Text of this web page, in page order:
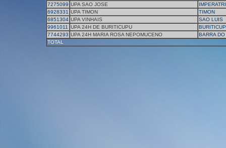
7275099 UPA SAO JOSE
6928331 UPA TIMON
TIMON
6851304 UPA VINHAIS
SAO LUIS
9961011
UPA 24H DE BURITICUPU
7744293 UPA 24H MARIA ROSA NEPOMUCENO
BARRA
TOTAL